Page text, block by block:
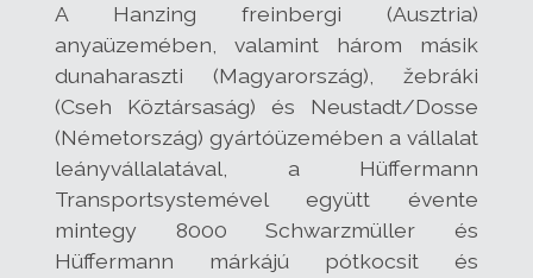
A Hanzing freinbergi (Ausztria)
anyaüzemében, valamint három másik
dunaharaszti (Magyarország), žebráki
(Cseh Köztársaság) és Neustadt/Dosse
(Németország) gyártóüzemében a vállalat
leányvállalatával, a Hüffermann
Transportsystemével együtt évente
mintegy 8000 Schwarzmüller és
Hüffermann márkájú pótkocsit és